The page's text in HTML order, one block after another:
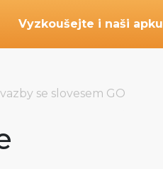
Vyzkoušejte i naši apku
se slovesem GO